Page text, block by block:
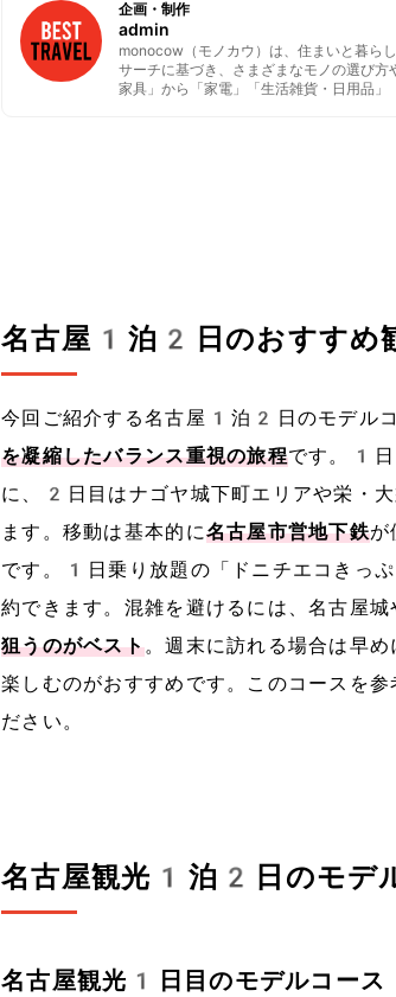
企画・制作
admin
monocow（モノカウ）は、住まいと暮ら
サーチに基づき、さまざまなモノの選び方
家具」から「家電」「生活雑貨・日用品」
名古屋1泊2日のおすすめ
今回ご紹介する名古屋1泊2日のモデル
を凝縮したバランス重視の旅程です。1日
に、2日目はナゴヤ城下町エリアや栄・
ます。移動は基本的に名古屋市営地下鉄が
です。1日乗り放題の「ドニチエコき
約できます。混雑を避けるには、名古屋
狙うのがベスト。週末に訪れる場合は早
楽しむのがおすすめです。このコースを
ださい。
名古屋観光1泊2日のモデ
名古屋観光1日目のモデルコース